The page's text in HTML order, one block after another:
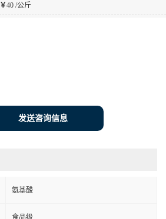
￥40 /公斤
发送咨询信息
氨基酸
食品级